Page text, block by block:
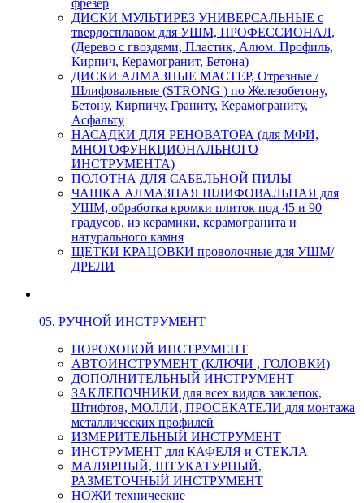
фрезер
ДИСКИ МУЛЬТИРЕЗ УНИВЕРСАЛЬНЫЕ с
твердосплавом для УШМ, ПРОФЕССИОНАЛ,
(Дерево с гвоздями, Пластик, Алюм. Профиль,
Кирпич, Керамогранит, Бетона)
ДИСКИ АЛМАЗНЫЕ МАСТЕР, Отрезные /
Шлифовальные (STRONG ) по Железобетону,
Бетону, Кирпичу, Граниту, Керамограниту,
Асфальту
НАСАДКИ ДЛЯ РЕНОВАТОРА (для МФИ,
МНОГОФУНКЦИОНАЛЬНОГО
ИНСТРУМЕНТА)
ПОЛОТНА ДЛЯ САБЕЛЬНОЙ ПИЛЫ
ЧАШКА АЛМАЗНАЯ ШЛИФОВАЛЬНАЯ для
УШМ, обработка кромки плиток под 45 и 90
градусов, из керамики, керамогранита и
натурального камня
ЩЕТКИ КРАЦОВКИ проволочные для УШМ/
ДРЕЛИ
05. РУЧНОЙ ИНСТРУМЕНТ
ПОРОХОВОЙ ИНСТРУМЕНТ
АВТОИНСТРУМЕНТ (КЛЮЧИ , ГОЛОВКИ)
ДОПОЛНИТЕЛЬНЫЙ ИНСТРУМЕНТ
ЗАКЛЕПОЧНИКИ для всех видов заклепок,
Штифтов, МОЛЛИ, ПРОСЕКАТЕЛИ для монтажа
металлических профилей
ИЗМЕРИТЕЛЬНЫЙ ИНСТРУМЕНТ
ИНСТРУМЕНТ для КАФЕЛЯ и СТЕКЛА
МАЛЯРНЫЙ, ШТУКАТУРНЫЙ,
РАЗМЕТОЧНЫЙ ИНСТРУМЕНТ
НОЖИ технические